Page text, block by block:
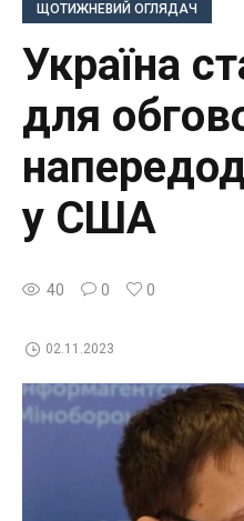
ЩОТИЖНЕВИЙ ОГЛЯДАЧ
Україна
для
у США
40 0 0
02.11.2023